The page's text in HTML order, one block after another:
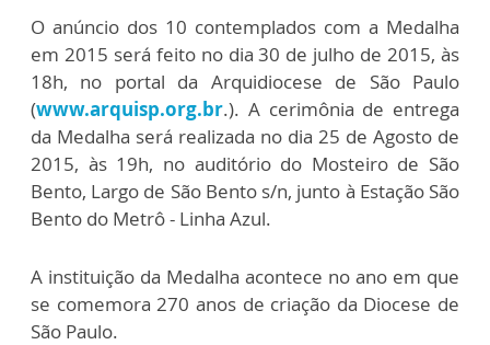
O anúncio dos 10 contemplados com a Medalha
em 2015 será feito no dia 30 de julho de 2015, às
18h, no portal da Arquidiocese de São Paulo
(www.arquisp.org.br.). A cerimônia de entrega
da Medalha será realizada no dia 25 de Agosto de
2015, às 19h, no auditório do Mosteiro de São
Bento, Largo de São Bento s/n, junto à Estação São
Bento do Metrô - Linha Azul.
A instituição da Medalha acontece no ano em que
se comemora 270 anos de criação da Diocese de
São Paulo.